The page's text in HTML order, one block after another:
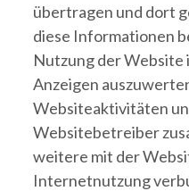
übertragen und dort
diese Informationen
Nutzung der Website
Anzeigen
Websiteaktivitäten
Websitebetreiber
weitere mit der
Internetnutzung